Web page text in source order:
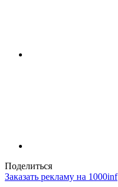
Поделиться
Заказать рекламу на 1000inf